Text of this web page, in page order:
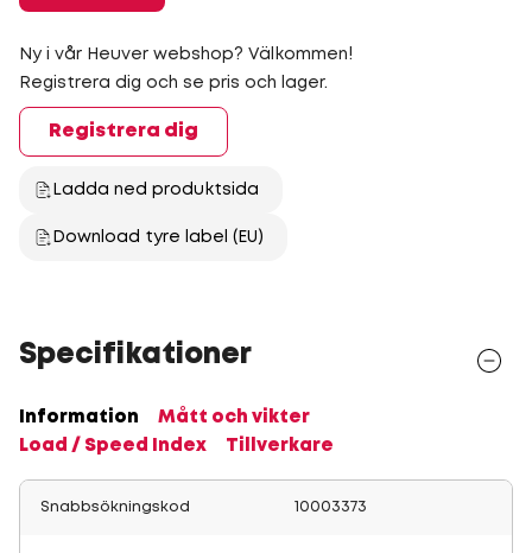
Ny i vår Heuver webshop? Välkommen!
Registrera dig och se pris och lager.
Registrera dig
Ladda ned produktsida
Download tyre label (EU)
Specifikationer
Information
Mått och vikter
Load / Speed Index
Tillverkare
Snabbsökningskod 10003373